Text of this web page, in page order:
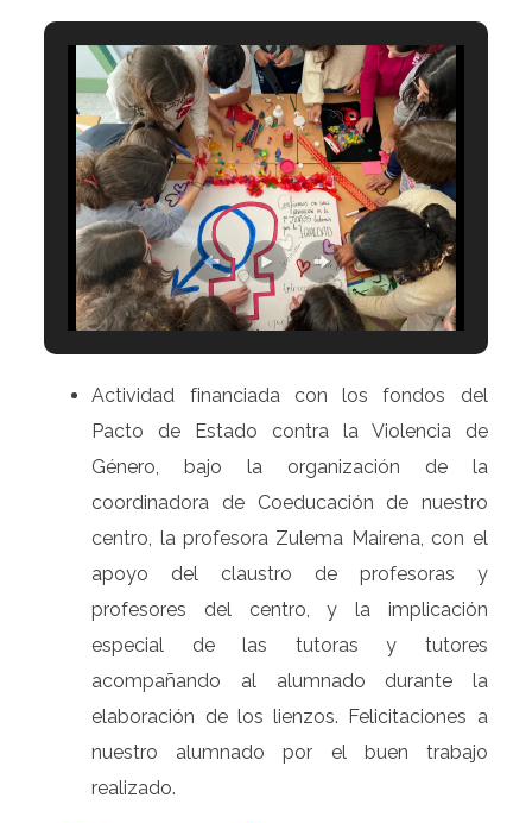
Actividad financiada con los fondos del
Pacto de Estado contra la Violencia de
Género, bajo la organización de la
coordinadora de Coeducación de nuestro
centro, la profesora Zulema Mairena, con el
apoyo del claustro de profesoras y
profesores del centro, y la implicación
especial de las tutoras y tutores
acompañando al alumnado durante la
elaboración de los lienzos. Felicitaciones a
nuestro alumnado por el buen trabajo
realizado.